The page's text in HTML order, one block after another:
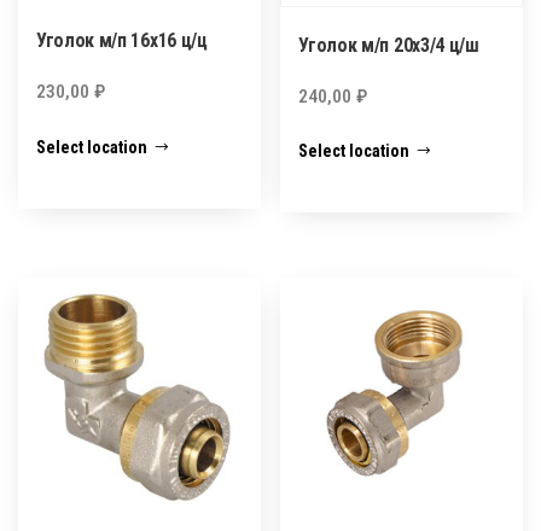
Уголок м/п 16х16 ц/ц
230,00 ₽
Select location
Уголок м/п 20х3/4 ц/ш
240,00₽
Select location